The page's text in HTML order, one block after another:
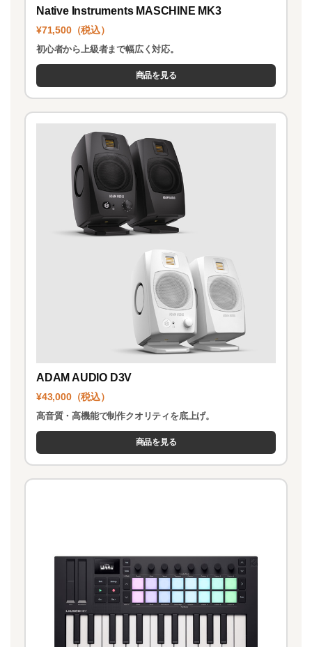
Native Instruments MASCHINE MK3
¥71,500（税込）
初心者から上級者まで幅広く対応。
商品を見る
ADAM AUDIO D3V
¥43,000（税込）
高音質・高機能で制作クオリティを底上げ。
商品を見る